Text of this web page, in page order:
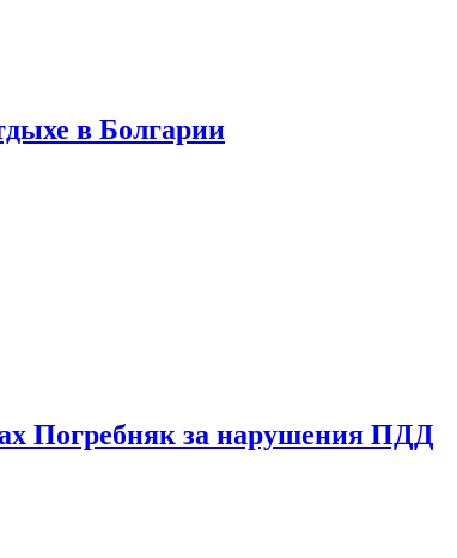
в Болгарии
Погребняк за нарушения ПДД